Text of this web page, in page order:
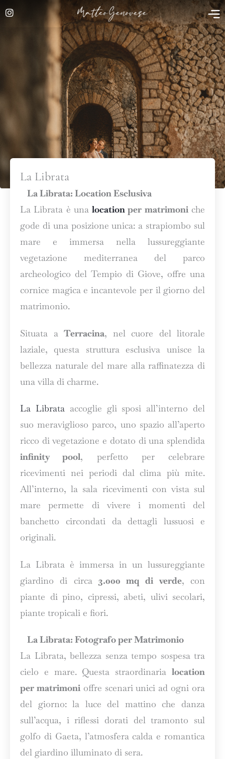
Vai
contenuto
La Librata
La Librata: Location Esclusiva
La Librata è unalocation per matrimoniche
gode di una posizione unica: a strapiombo sul
mare e immersa nella lussureggiante
vegetazione mediterranea del parco
archeologico del Tempio di Giove, offre una
cornice magica e incantevole per il giorno del
matrimonio.
Situata a Terracina, nel cuore del litorale
laziale, questa struttura esclusiva unisce la
bellezza naturale del mare alla raffinatezza di
una villa di charme.
La Librataaccoglie gli sposi all’interno del
suo meraviglioso parco, uno spazio all’aperto
ricco di vegetazione e dotato di una splendida
infinity pool, perfetto per celebrare
ricevimenti nei periodi dal clima più mite.
All’interno, la sala ricevimenti con vista sul
mare permette di vivere i momenti del
banchetto circondati da dettagli lussuosi e
originali.
La Librata è immersa in un lussureggiante
giardino di circa 3.000 mq di verde, con
piante di pino, cipressi, abeti, ulivi secolari,
piante tropicali e fiori.
La Librata: Fotografo per Matrimonio
La Librata, bellezza senza tempo sospesa tra
cielo e mare. Questa straordinaria location
per matrimonioffre scenari unici ad ogni ora
del giorno: la luce del mattino che danza
sull’acqua, i riflessi dorati del tramonto sul
golfo di Gaeta, l’atmosfera calda e romantica
del giardino illuminato di sera.